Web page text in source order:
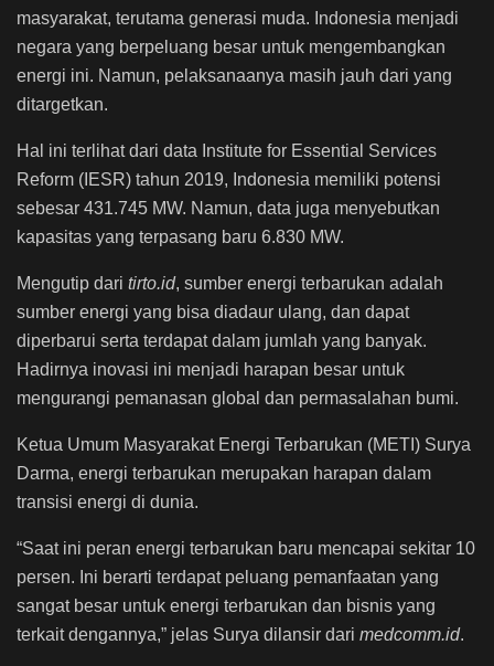
masyarakat, terutama generasi muda. Indonesia menjadi
negara yang berpeluang besar untuk mengembangkan
energi ini. Namun, pelaksanaanya masih jauh dari yang
ditargetkan.
Hal ini terlihat dari data Institute for Essential Services
Reform (IESR) tahun 2019, Indonesia memiliki potensi
sebesar 431.745 MW. Namun, data juga menyebutkan
kapasitas yang terpasang baru 6.830 MW.
Mengutip dari tirto.id, sumber energi terbarukan adalah
sumber energi yang bisa diadaur ulang, dan dapat
diperbarui serta terdapat dalam jumlah yang banyak.
Hadirnya inovasi ini menjadi harapan besar untuk
mengurangi pemanasan global dan permasalahan bumi.
Ketua Umum Masyarakat Energi Terbarukan (METI) Surya
Darma, energi terbarukan merupakan harapan dalam
transisi energi di dunia.
“Saat ini peran energi terbarukan baru mencapai sekitar 10
persen. Ini berarti terdapat peluang pemanfaatan yang
sangat besar untuk energi terbarukan dan bisnis yang
terkait dengannya,” jelas Surya dilansir dari medcomm.id.